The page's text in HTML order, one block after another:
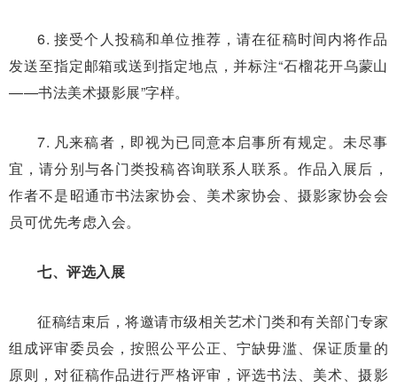
6. 接受个人投稿和单位推荐，请在征稿时间内将作品
发送至指定邮箱或送到指定地点，并标注“石榴花开乌蒙山
——书法美术摄影展”字样。
7. 凡来稿者，即视为已同意本启事所有规定。未尽事
宜，请分别与各门类投稿咨询联系人联系。作品入展后，
作者不是昭通市书法家协会、美术家协会、摄影家协会会
员可优先考虑入会。
七、评选入展
征稿结束后，将邀请市级相关艺术门类和有关部门专家
组成评审委员会，按照公平公正、宁缺毋滥、保证质量的
原则，对征稿作品进行严格评审，评选书法、美术、摄影